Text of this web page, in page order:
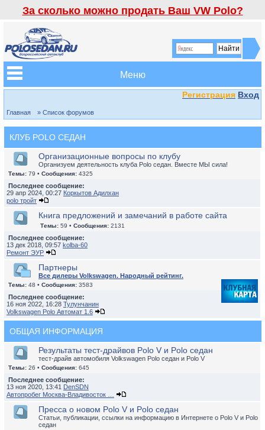
За сколько можно продать Ваш VW Polo?
Меню
Регистрация Вход
Главная » Список форумов
КЛУБ POLO СЕДАН
Организационные вопросы по клубу
Организуем деятельность клуба Polo седан. Вместе МЫ сила!
Темы: 79 • Сообщения: 4325
Последнее сообщение:
29 апр 2024, 00:27 Коркытов Адилхан
polo тройт
Книга предложений и замечаний в работе сайта
Темы: 59 • Сообщения: 2131
Последнее сообщение:
13 дек 2018, 09:57 kolba-60
Ремонт ЭУР
Партнеры
Все дилеры Volkswagen. Народный рейтинг.
Темы: 48 • Сообщения: 3583
Последнее сообщение:
16 ноя 2022, 16:28 Тулунчанин
Volkswagen Polo Автомат 1.6
ОБЩАЯ ИНФОРМАЦИЯ
Результаты тест-драйвов Polo V и Polo седан
тест-драйв автомобиля Volkswagen Polo седан и Polo V
Темы: 26 • Сообщения: 645
Последнее сообщение:
13 ноя 2020, 13:41 DenSDN
Автопробег Москва-Владивосток …
Пресса о новом Polo V и Polo седан
Статьи, публикации, ссылки на информацию в Интернете о Polo V и Polo
седан